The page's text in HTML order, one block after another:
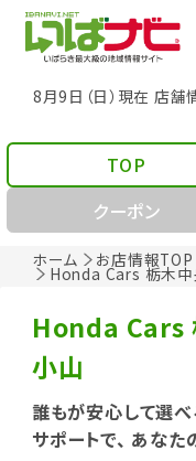
8月9日（日）現在 店
ホーム お店情報TOP
Honda Cars 栃木
TOP
クーポン
Honda
小山
誰もが安心して選
サポートで、 あな